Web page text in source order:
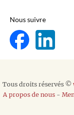
Nous suivre
Tous droits réservés ©
A propos de nous-